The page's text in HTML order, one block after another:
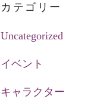
カテゴリー
Uncategorized
イベント
キャラクター